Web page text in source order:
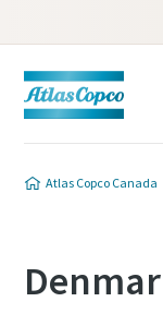
Atlas Copco Canada